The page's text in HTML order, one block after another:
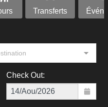
Transferts
Check Out: